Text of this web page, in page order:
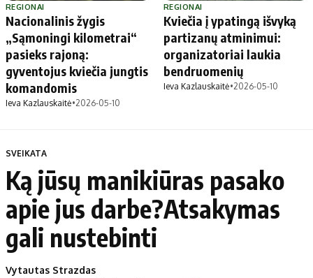
REGIONAI
Nacionalinis žygis
„Sąmoningi kilometrai“
pasieks rajoną:
gyventojus kviečia jungtis
komandomis
Ieva Kazlauskaitė•2026-05-10
REGIONAI
Kviečia į ypatingą išvyką
partizanų atminimui:
organizatoriai laukia
bendruomenių
Ieva Kazlauskaitė•2026-05-10
SVEIKATA
Ką jūsų manikiūras pasako
apie jus darbe?Atsakymas
gali nustebinti
Vytautas Strazdas